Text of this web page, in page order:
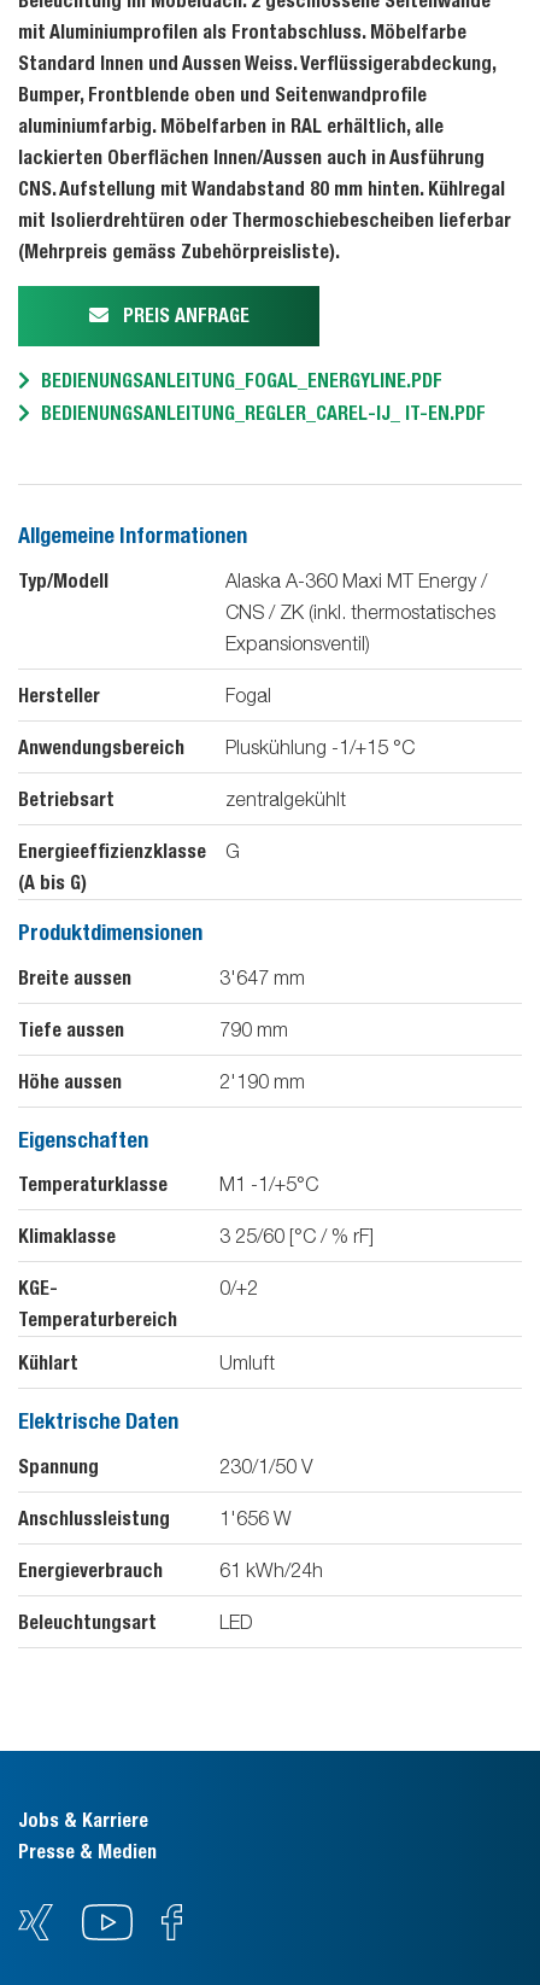
mit Aluminiumprofilen als Frontabschluss. Möbelfarbe
Standard Innen und Aussen Weiss. Verflüssigerabdeckung,
Bumper, Frontblende oben und Seitenwandprofile
aluminiumfarbig. Möbelfarben in RAL erhältlich, alle
lackierten Oberflächen Innen/Aussen auch in Ausführung
CNS. Aufstellung mit Wandabstand 80 mm hinten. Kühlregal
mit Isolierdrehtüren oder Thermoschiebescheiben lieferbar
(Mehrpreis gemäss Zubehörpreisliste).
PREIS ANFRAGE
BEDIENUNGSANLEITUNG_FOGAL_ENERGYLINE.PDF
BEDIENUNGSANLEITUNG_REGLER_CAREL-IJ_ IT-EN.PDF
Allgemeine Informationen
Typ/Modell
Alaska A-360 Maxi MT Energy /
CNS / ZK (inkl. thermostatisches
Expansionsventil)
Hersteller Fogal
Anwendungsbereich Pluskühlung -1/+15 °C
Betriebsart zentralgekühlt
Energieeffizienzklasse
(A bis G)
G
Produktdimensionen
Breite aussen 3'647 mm
Tiefe aussen 790 mm
Höhe aussen 2'190 mm
Eigenschaften
Temperaturklasse M1 -1/+5°C
Klimaklasse 3 25/60 [°C / % rF]
KGE-
Temperaturbereich
0/+2
Kühlart Umluft
Elektrische Daten
Spannung 230/1/50 V
Anschlussleistung 1'656 W
Energieverbrauch 61 kWh/24h
Beleuchtungsart LED
Jobs & Karriere
Presse & Medien